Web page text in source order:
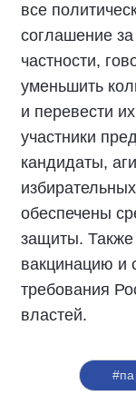
все
соглашение
частности,
уменьшить
и перевести
участники
кандидаты,
обеспечены
защиты.
вакцинацию и
требования
властей.